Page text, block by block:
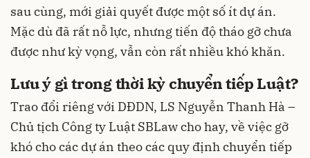
sau cùng, mới giải quyết được một số ít dự án.
Mặc dù đã rất nỗ lực, nhưng tiến độ tháo gỡ chưa
được như kỳ vọng, vẫn còn rất nhiều khó khăn.
Lưu ý gì trong thời kỳ chuyển tiếp Luật?
Trao đổi riêng với DĐDN, LS Nguyễn Thanh Hà –
Chủ tịch Công ty Luật SBLaw cho hay, về việc gỡ
khó cho các dự án theo các quy định chuyển tiếp